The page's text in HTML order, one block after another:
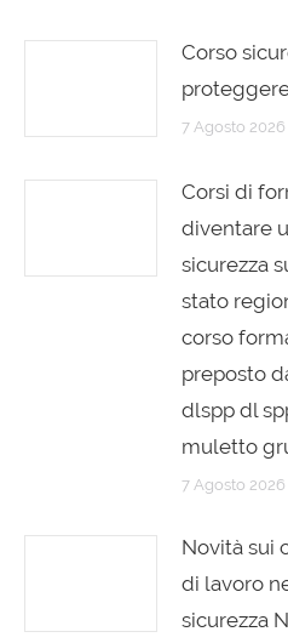
Corso
7 Agosto 2026
Corsi di
diventare
sicurezza
stato
corso
preposto
dlspp dl
muletto
7 Agosto 2026
Novità sui
di lavoro
sicurezza